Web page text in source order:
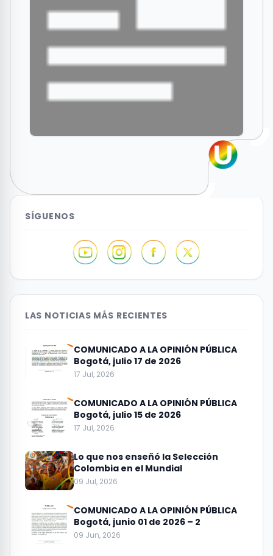
SÍGUENOS
LAS NOTICIAS MÁS RECIENTES
COMUNICADO A LA OPINIÓN PÚBLICA
Bogotá, julio 17 de 2026
17 Jul, 2026
COMUNICADO A LA OPINIÓN PÚBLICA
Bogotá, julio 15 de 2026
17 Jul, 2026
Lo que nos enseñó la Selección
Colombia en el Mundial
09 Jul, 2026
COMUNICADO A LA OPINIÓN PÚBLICA
Bogotá, junio 01 de 2026 – 2
09 Jun, 2026